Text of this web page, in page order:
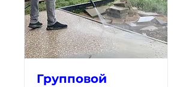
Групповой